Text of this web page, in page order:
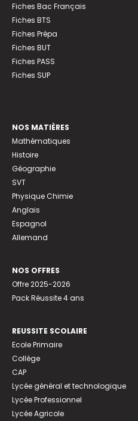
Fiches Bac Français
Fiches BTS
Fiches Prépa
Fiches BUT
Fiches PASS
Fiches SUP
NOS MATIÈRES
Mathématiques
Histoire
Géographie
SVT
Physique Chimie
Anglais
Espagnol
Allemand
NOS OFFRES
Offre 2025-2026
Pack Réussite 4 ans
REUSSITE SCOLAIRE
Ecole Primaire
Collège
CAP
Lycée général et technologique
Lycée Professionnel
Lycée Agricole